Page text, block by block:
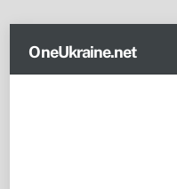
content
OneUkraine.net